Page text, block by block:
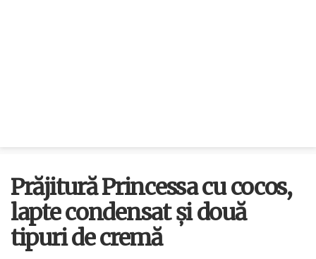
Prăjitură Princessa cu cocos,
lapte condensat și două
tipuri de cremă